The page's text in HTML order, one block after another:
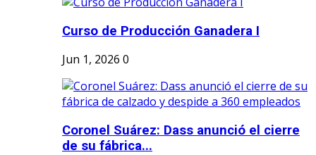
Curso de Producción Ganadera I
Jun 1, 2026 0
Coronel Suárez: Dass anunció el cierre
de su fábrica...